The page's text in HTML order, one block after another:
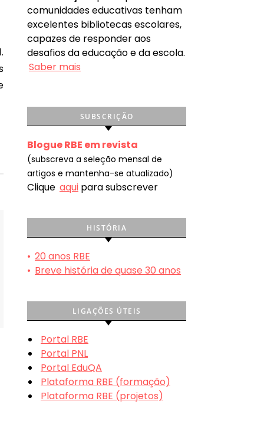
comunidades educativas tenham
excelentes bibliotecas escolares,
capazes de responder aos
desafios da educação e da escola.
Saber mais
SUBSCRIÇÃO
Blogue RBE em revista
(subscreva a seleção mensal de
artigos e mantenha-se atualizado)
Clique aqui para subscrever
HISTÓRIA
• 20 anos RBE
• Breve história de quase 30 anos
LIGAÇÕES ÚTEIS
Portal RBE
Portal PNL
Portal EduQA
Plataforma RBE (formação)
Plataforma RBE (projetos)